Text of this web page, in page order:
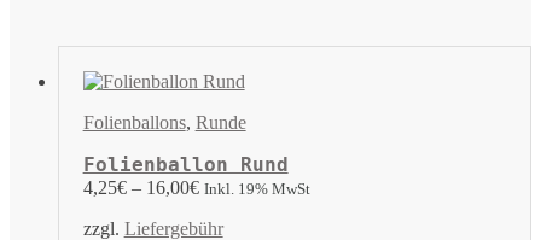
Folienballons, Runde
Folienballon Rund
4,25€– 16,00€ Inkl. 19% MwSt
zzgl. Liefergebühr